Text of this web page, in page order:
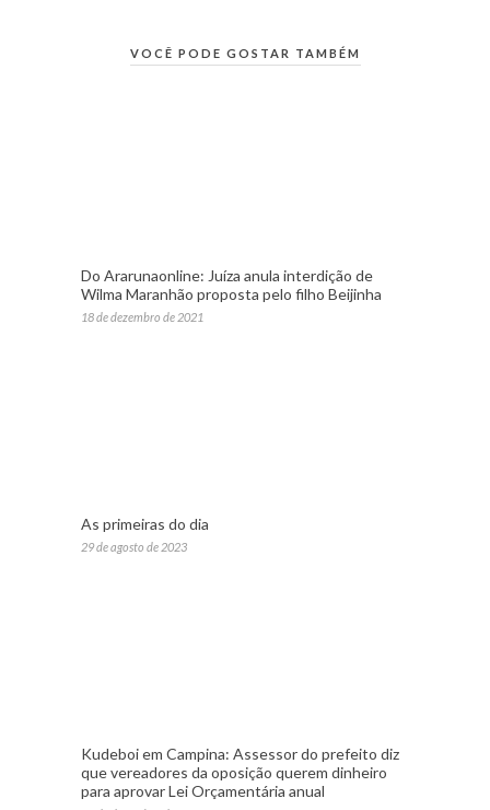
VOCÊ PODE GOSTAR TAMBÉM
Do Ararunaonline: Juíza anula interdição de
Wilma Maranhão proposta pelo filho Beijinha
18 de dezembro de 2021
As primeiras do dia
29 de agosto de 2023
Kudeboi em Campina: Assessor do prefeito diz
que vereadores da oposição querem dinheiro
para aprovar Lei Orçamentária anual